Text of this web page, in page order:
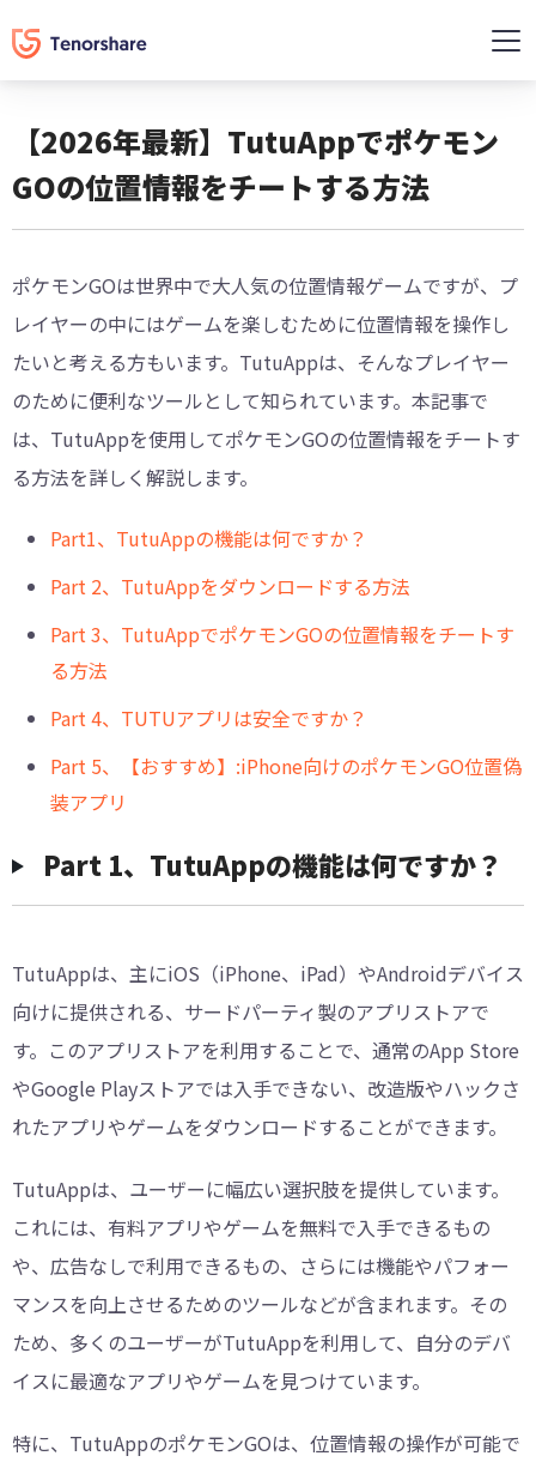
【2026年最新】TutuAppでポケモン
GOの位置情報をチートする方法
ポケモンGOは世界中で大人気の位置情報ゲームですが、プ
レイヤーの中にはゲームを楽しむために位置情報を操作し
たいと考える方もいます。TutuAppは、そんなプレイヤー
のために便利なツールとして知られています。本記事で
は、TutuAppを使用してポケモンGOの位置情報をチートす
る方法を詳しく解説します。
Part1、TutuAppの機能は何ですか？
Part 2、TutuAppをダウンロードする方法
Part 3、TutuAppでポケモンGOの位置情報をチートす
る方法
Part 4、TUTUアプリは安全ですか？
Part 5、【おすすめ】:iPhone向けのポケモンGO位置偽
装アプリ
Part 1、TutuAppの機能は何ですか？
TutuAppは、主にiOS（iPhone、iPad）やAndroidデバイス
向けに提供される、サードパーティ製のアプリストアで
す。このアプリストアを利用することで、通常のApp Store
やGoogle Playストアでは入手できない、改造版やハックさ
れたアプリやゲームをダウンロードすることができます。
TutuAppは、ユーザーに幅広い選択肢を提供しています。
これには、有料アプリやゲームを無料で入手できるもの
や、広告なしで利用できるもの、さらには機能やパフォー
マンスを向上させるためのツールなどが含まれます。その
ため、多くのユーザーがTutuAppを利用して、自分のデバ
イスに最適なアプリやゲームを見つけています。
特に、TutuAppのポケモンGOは、位置情報の操作が可能で